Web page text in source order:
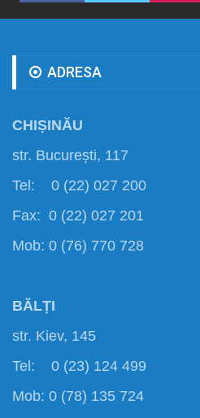
ADRESA
CHIȘINĂU
str. București, 117
Tel: 0 (22) 027 200
Fax: 0 (22) 027 201
Mob: 0 (76) 770 728
BĂLȚI
str. Kiev, 145
Tel: 0 (23) 124 499
Mob: 0 (78) 135 724